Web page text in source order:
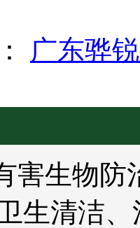
广东骅
生物防
生清洁